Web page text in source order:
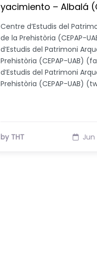
yacimiento – Albalá
Centre d’Estudis del
de la Prehistòria (CEPAP-
d’Estudis del Patrimoni
Prehistòria (CEPAP-UAB)
d’Estudis del Patrimoni
Prehistòria (CEPAP-UAB)
by THT Jun